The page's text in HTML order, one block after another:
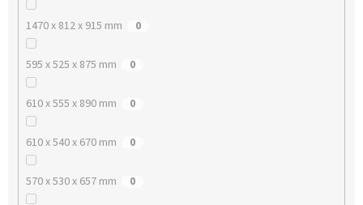
1470 x 812 x 915 mm 0
595 x 525 x 875 mm 0
610 x 555 x 890 mm 0
610 x 540 x 670 mm 0
570 x 530 x 657 mm 0